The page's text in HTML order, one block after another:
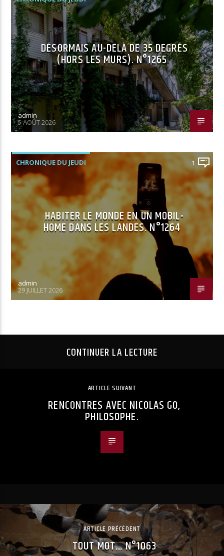
DÉSORMAIS AU-DELÀ DE 35 DEGRÉS
(HORS LES MURS). N°1265
admin
5 AOÛT 2026
CHRONIQUE DU JEUDI 1
HABITER LE MONDE EN UN MOBIL-
HOME DANS LES LANDES. N°1264
admin
29 JUILLET 2026
CONTINUER LA LECTURE
ARTICLE SUIVANT
RENCONTRES AVEC NICOLAS GO,
PHILOSOPHE.
ARTICLE PRÉCÉDENT
TOUT MOT… N°1063